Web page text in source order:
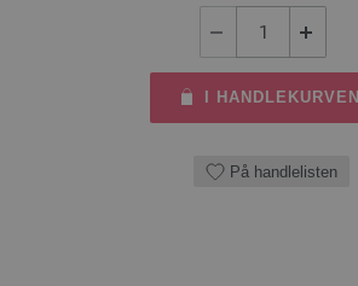
I HANDLEKURVEN
På handlelisten